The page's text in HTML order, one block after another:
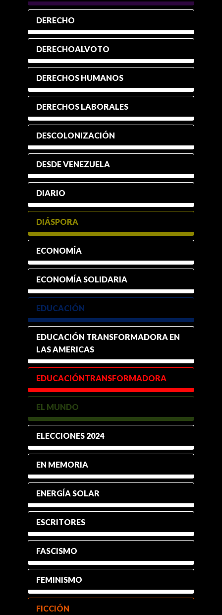
DERECHO
DERECHOALVOTO
DERECHOS HUMANOS
DERECHOS LABORALES
DESCOLONIZACIÓN
DESDE VENEZUELA
DIARIO
DIÁSPORA
ECONOMÍA
ECONOMÍA SOLIDARIA
EDUCACIÓN
EDUCACIÓN TRANSFORMADORA EN
LAS AMERICAS
EDUCACIÓNTRANSFORMADORA
EL MUNDO
ELECCIONES 2024
EN MEMORIA
ENERGÍA SOLAR
ESCRITORES
FASCISMO
FEMINISMO
FICCIÓN